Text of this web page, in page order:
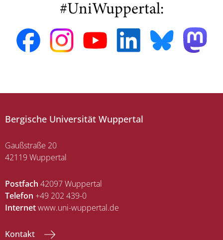
#UniWuppertal:
Bergische Universität Wuppertal
Gaußstraße 20
42119 Wuppertal
Postfach 42097 Wuppertal
Telefon +49 202 439-0
Internetwww.uni-wuppertal.de
Kontakt